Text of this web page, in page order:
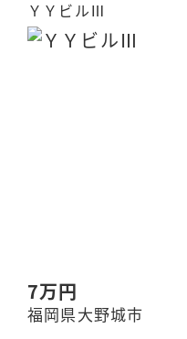
ＹＹビルⅢ
7万円
福岡県大野城市